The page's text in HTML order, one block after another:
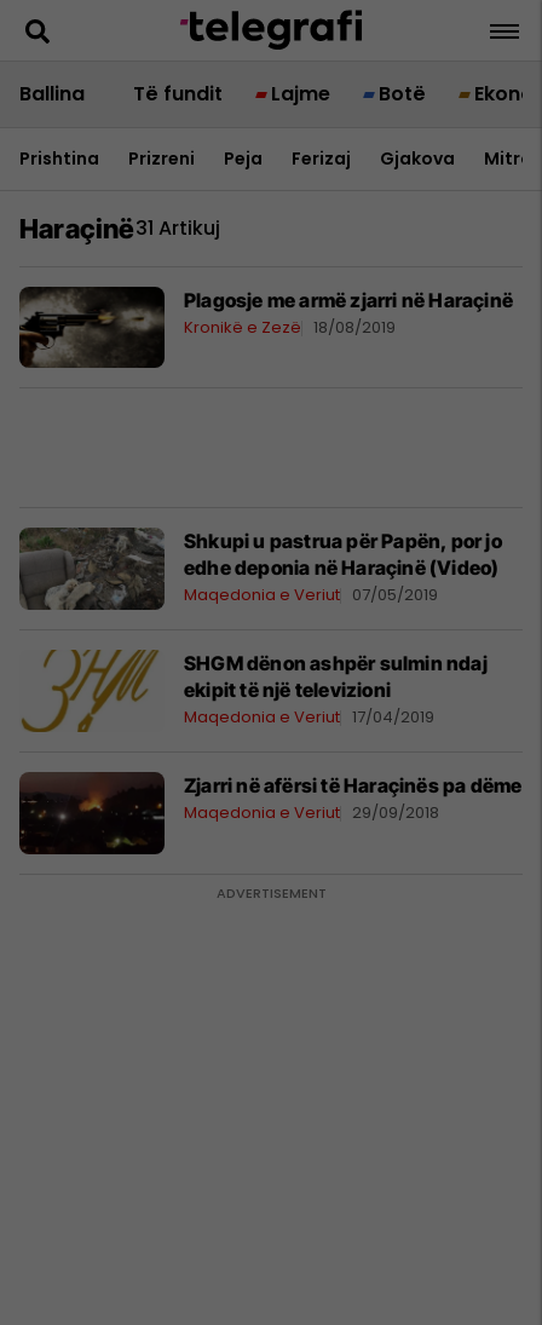
Ballina Të fundit Lajme Botë
Prishtina Prizreni Peja Ferizaj Gjakova
Haraçinë31 Artikuj
Plagosje me armë zjarri në Haraçinë
Kronikë e Zezë 18/08/2019
Shkupi u pastrua për Papën, por jo
edhe deponia në Haraçinë (Video)
Maqedonia e Veriut 07/05/2019
SHGM dënon ashpër sulmin ndaj
ekipit të një televizioni
Maqedonia e Veriut 17/04/2019
Zjarri në afërsi të Haraçinës pa dëme
Maqedonia e Veriut 29/09/2018